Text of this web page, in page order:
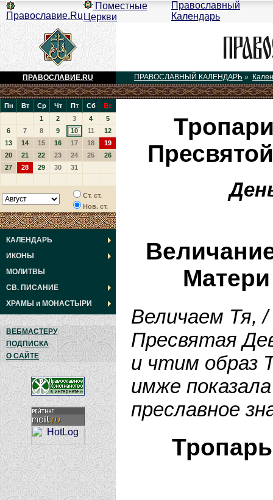
Православие.Ru
Поместные
Церкви
Православный
Календарь
ПРАВОСЛАВИЕ.RU ПРАВОСЛАВНЫЙ КАЛЕНДАРЬ »
Пн Вт Ср Чт Пт Сб
Вс
1
2 3 4
5
6
7 8 9 10 11
12
13
14 15 16 17 18
19
20
21 22 23 24 25
26
27
28 29 30 31
Ст. ст.
Нов. ст.
КАЛЕНДАРЬ
ИКОНЫ
МОЛИТВЫ
СВ. ПИСАНИЕ
ХРАМЫ и МОНАСТЫРИ
ВЕБМАСТЕРУ
ПОДПИСКА
О САЙТЕ
Величаем Тя, /
Пресвятая
и чтим образ
имже
преславное